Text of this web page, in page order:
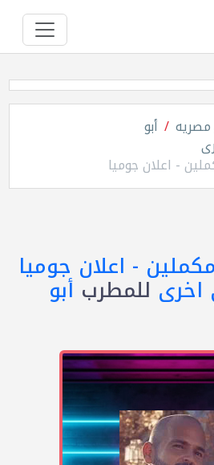
مصريه أبو
- اعلان جوميا
- اعلان جوميا
اخرىللمطرب أبو